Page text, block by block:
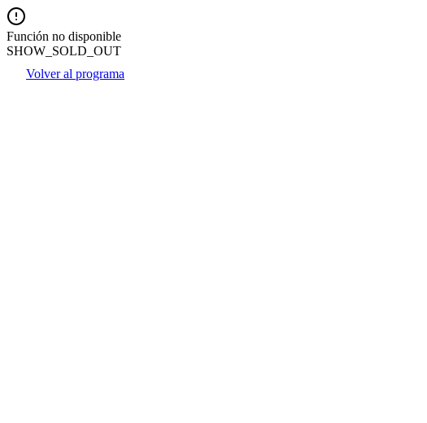
Función no disponible
SHOW_SOLD_OUT
Volver al programa